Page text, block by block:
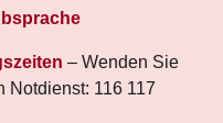
– Wenden Sie
Notdienst: 116 117